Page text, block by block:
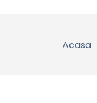
Acasa